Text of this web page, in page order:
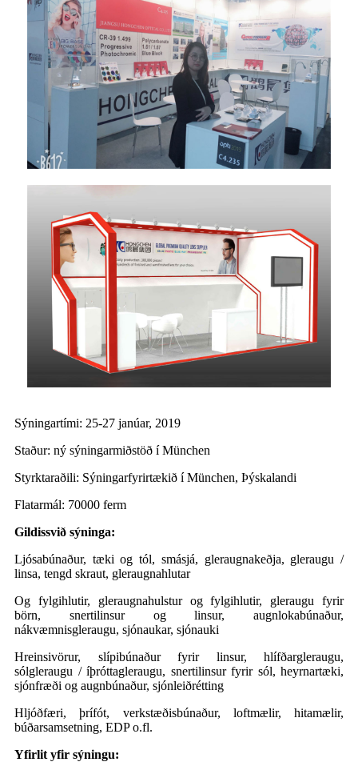
Sýningartími: 25-27 janúar, 2019
Staður: ný sýningarmiðstöð í München
Styrktaraðili: Sýningarfyrirtækið í München, Þýskalandi
Flatarmál: 70000 ferm
Gildissvið sýninga:
Ljósabúnaður, tæki og tól, smásjá, gleraugnakeðja, gleraugu /
linsa, tengd skraut, gleraugnahlutar
Og fylgihlutir, gleraugnahulstur og fylgihlutir, gleraugu fyrir
börn, snertilinsur og linsur, augnlokabúnaður,
nákvæmnisgleraugu, sjónaukar, sjónauki
Hreinsivörur, slípibúnaður fyrir linsur, hlífðargleraugu,
sólgleraugu / íþróttagleraugu, snertilinsur fyrir sól, heyrnartæki,
sjónfræði og augnbúnaður, sjónleiðrétting
Hljóðfæri, þrífót, verkstæðisbúnaður, loftmælir, hitamælir,
búðarsamsetning, EDP o.fl.
Yfirlit yfir sýningu: